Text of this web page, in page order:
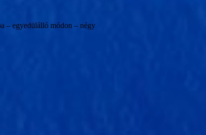
– egyedülálló módon – négy